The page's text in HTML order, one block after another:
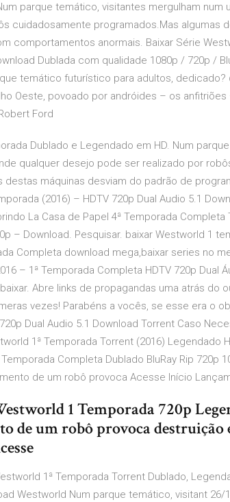
parque temático, visitantes mergulham num
cuidadosamente programados.Mas algumas
comportamentos anormais. Baixar Série
Dublada com qualidade 1080p / 720p /
temático futurístico para adultos,
Oeste, povoado por andróides – os
Ford
Dublado e Legendado em HD. Num
qualquer desejo pode ser realizado por
destas máquinas desviam do padrão de
(2016) – HDTV 720p Dual Audio 5.1
La Casa de Papel 4ª Temporada Completa
– Download. Pesquisar. baixar Westworld 1
Completa download mega,baixar series no
– 1ª Temporada Completa HDTV 720p Dual
Abre links de propagandas uma atrás do
vezes! Parabéns a vocês, se esse era o
Dual Audio 5.1 Download Torrent Caso
1ª Temporada Torrent (2016) Legendado
Completa Dublado BluRay Rip 720p
de um robô provoca Acesse Início
1 Temporada 720p
de um robô provoca
1ª Temporada Torrent Dublado,
Westworld Num parque temático, visitant 26/